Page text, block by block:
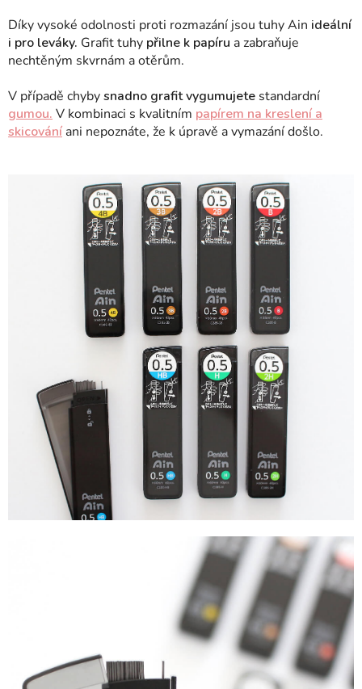
Díky vysoké odolnosti proti rozmazání jsou tuhy Ain ideální
i pro leváky. Grafit tuhy přilne k papíru a zabraňuje
nechtěným skvrnám a otěrům.
V případě chybysnadno grafit vygumujete standardní
gumou. V kombinaci s kvalitním papírem na kreslení a
skicování ani nepoznáte, že k úpravě a vymazání došlo.